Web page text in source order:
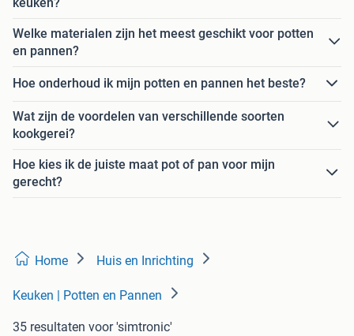
Welke materialen zijn het meest geschikt voor potten
en pannen?
Hoe onderhoud ik mijn potten en pannen het beste?
Wat zijn de voordelen van verschillende soorten
kookgerei?
Hoe kies ik de juiste maat pot of pan voor mijn
gerecht?
Home Huis en Inrichting
Keuken | Potten en Pannen
35 resultaten voor 'simtronic'